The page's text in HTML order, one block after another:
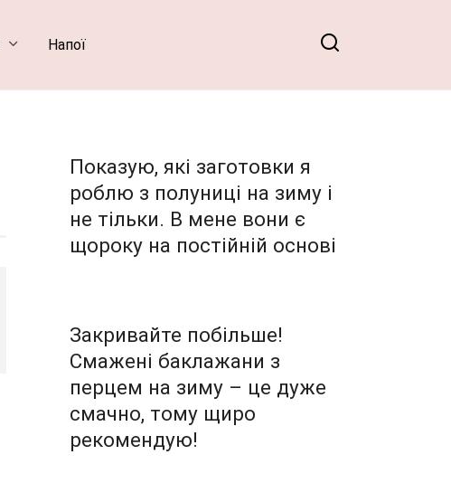
Напої
Показую, які заготовки я
роблю з полуниці на зиму і
не тільки. В мене вони є
щороку на постійній основі
Закривайте побільше!
Смажені баклажани з
перцем на зиму – це дуже
смачно, тому щиро
рекомендую!